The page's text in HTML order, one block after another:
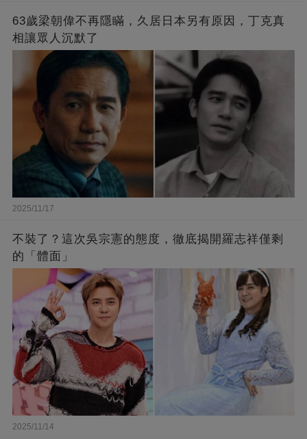
63歲梁朝偉不再隱瞞，久居日本另有原因，丁克真
相讓眾人沉默了
2025/11/17
不裝了？這次吳宗憲的態度，徹底揭開羅志祥僅剩
的「體面」
2025/11/14